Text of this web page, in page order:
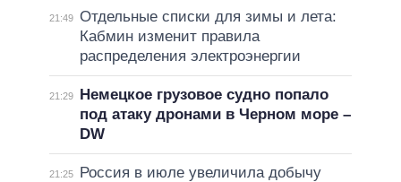
21:49 Отдельные списки для зимы и лета:
Кабмин изменит правила
распределения электроэнергии
21:29
Немецкое грузовое судно попало
под атаку дронами в Черном море –
DW
21:25
Россия в июле увеличила добычу